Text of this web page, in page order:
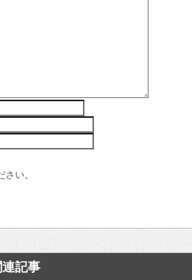
い。
連記事